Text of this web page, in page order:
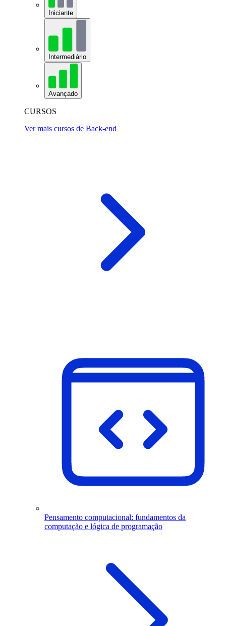
Iniciante
Intermediário
Avançado
CURSOS
Ver mais cursos de Back-end
Pensamento computacional: fundamentos da
computação e lógica de programação